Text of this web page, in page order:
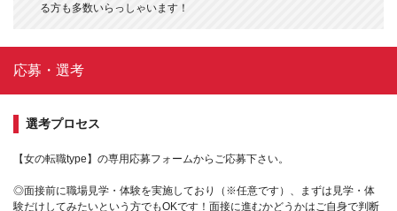
る方も多数いらっしゃいます！
応募・選考
選考プロセス
【女の転職type】の専用応募フォームからご応募下さい。
◎面接前に職場見学・体験を実施しており（※任意です）、まずは見学・体
験だけしてみたいという方でもOKです！面接に進むかどうかはご自身で判断